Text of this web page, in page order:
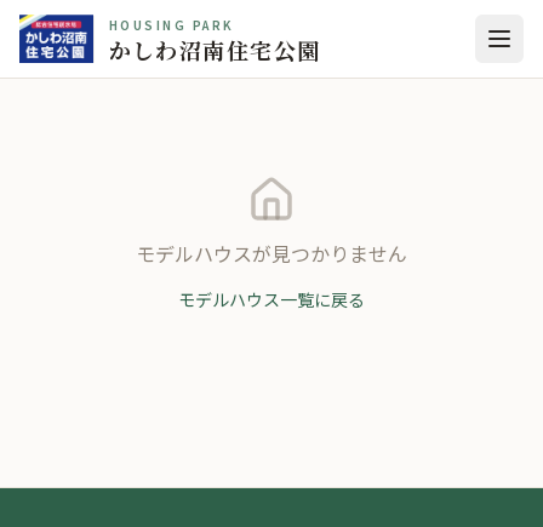
HOUSING PARK
かしわ沼南住宅公園
モデルハウスが見つかりません
モデルハウス一覧に戻る